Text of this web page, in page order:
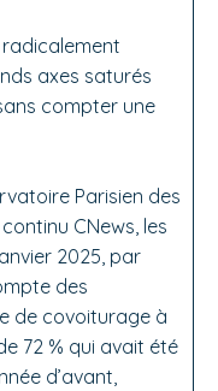
axes saturés
compter une
Parisien des
CNews, les
2025, par
des
de covoiturage à
72 % qui avait été
d’avant,